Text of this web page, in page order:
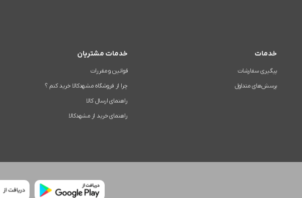
خدمات
پیگیری سفارشات
پرسش‌های متداول
خدمات مشتریان
قوانین و مقررات
چرا از فروشگاه مشهدکالا خرید کنم ؟
راهنمای ارسال کالا
راهنمای خرید از مشهدکالا